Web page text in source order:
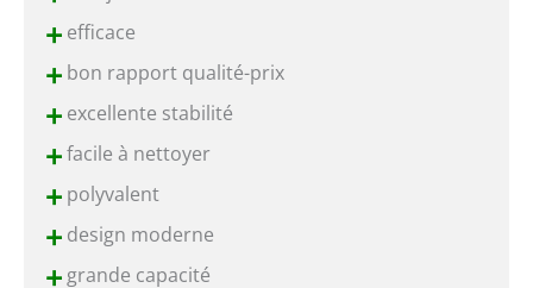
+efficace
+bon rapport qualité-prix
+excellente stabilité
+facile à nettoyer
+polyvalent
+design moderne
+grande capacité